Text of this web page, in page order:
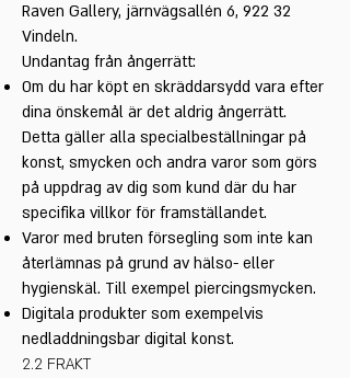
Raven Gallery, järnvägsallén 6, 922 32
Vindeln.
Undantag från ångerrätt:
Om du har köpt en skräddarsydd vara efter
dina önskemål är det aldrig ångerrätt.
Detta gäller alla specialbeställningar på
konst, smycken och andra varor som görs
på uppdrag av dig som kund där du har
specifika villkor för framställandet.
Varor med bruten försegling som inte kan
återlämnas på grund av hälso- eller
hygienskäl. Till exempel piercingsmycken.
Digitala produkter som exempelvis
nedladdningsbar digital konst.
2.2 FRAKT